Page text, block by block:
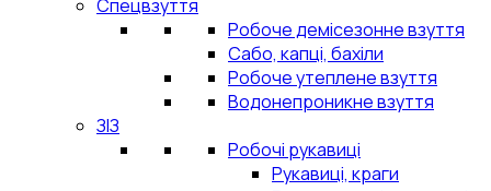
Спецвзуття
Робоче демісезонне взуття
Сабо, капці, бахіли
Робоче утеплене взуття
Водонепроникне взуття
ЗІЗ
Робочі рукавиці
Рукавиці, краги